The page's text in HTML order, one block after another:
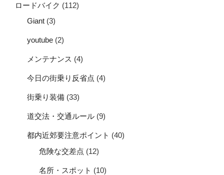
ロードバイク (112)
Giant (3)
youtube (2)
メンテナンス (4)
今日の街乗り反省点 (4)
街乗り装備 (33)
道交法・交通ルール (9)
都内近郊要注意ポイント (40)
危険な交差点 (12)
名所・スポット (10)